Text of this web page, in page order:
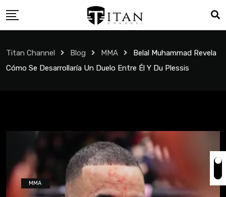
Titan Channel Blog MMA
Belal Muhammad Revela
Cómo Se Desarrollaría Un Duelo Entre Él Y Du Plessis
MMA